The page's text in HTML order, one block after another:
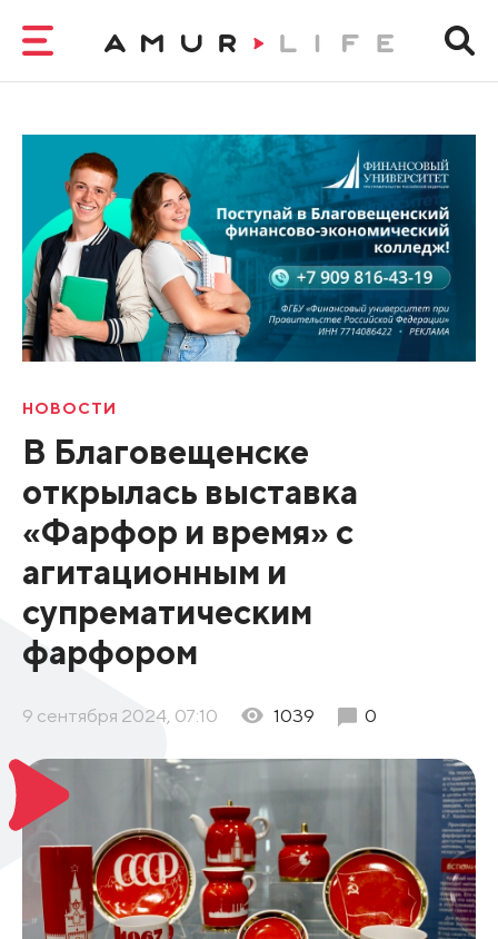
НОВОСТИ
В Благовещенске
открылась выставка
«Фарфор и время» с
агитационным и
супрематическим
фарфором
9 сентября 2024, 07:10 1039 0